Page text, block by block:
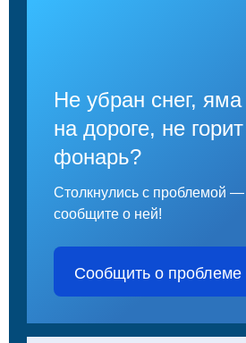
Не убран снег, яма
на дороге, не горит
фонарь?
Столкнулись с проблемой —
сообщите о ней!
Сообщить о проблеме